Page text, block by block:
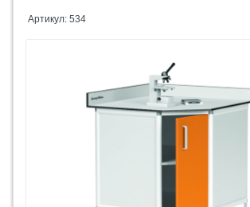
Артикул: 534